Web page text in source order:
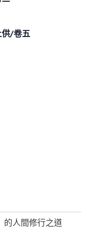
供/卷五
的人間修行之道